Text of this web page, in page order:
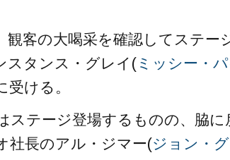
観客の大喝采を確認してステ
スタンス・グレイ( ミッシー・
ける。
ステージ登場するものの、脇
社長のアル・ジマー(ジョン・